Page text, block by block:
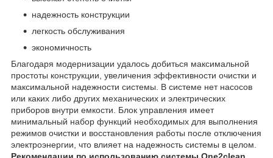
надежность конструкции
легкость обслуживания
экономичность
Благодаря модернизации удалось добиться максимальной
простоты конструкции, увеличения эффективности очистки и
максимальной надежности системы. В системе нет насосов
или каких либо других механических и электрических
приборов внутри емкости. Блок управления имеет
минимальный набор функций необходимых для выполнения
режимов очистки и восстановления работы после отключения
электроэнергии, что влияет на надежность системы в целом.
Рекомендации по использованию системы One2clean